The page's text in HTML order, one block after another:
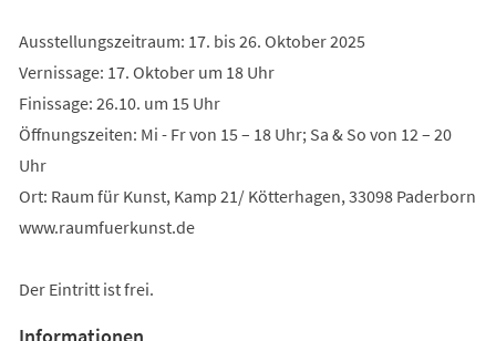
Ausstellungszeitraum: 17. bis 26. Oktober 2025
Vernissage: 17. Oktober um 18 Uhr
Finissage: 26.10. um 15 Uhr
Öffnungszeiten: Mi - Fr von 15 – 18 Uhr; Sa & So von 12 – 20
Uhr
Ort: Raum für Kunst, Kamp 21/ Kötterhagen, 33098 Paderborn
www.raumfuerkunst.de
Der Eintritt ist frei.
Informationen